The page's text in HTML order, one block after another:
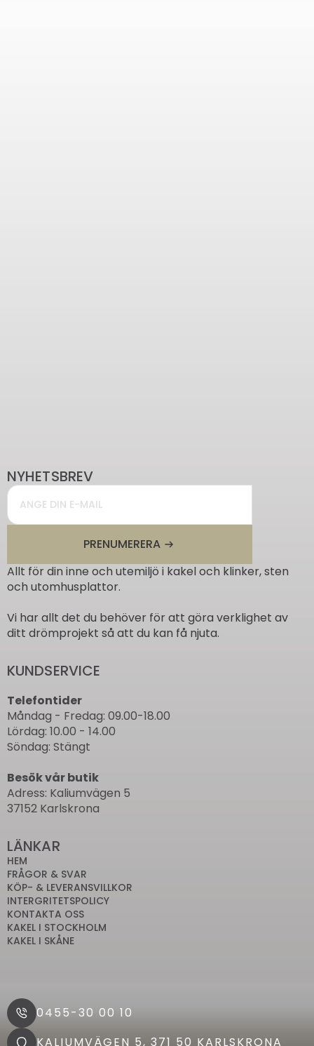
NYHETSBREV
Email
PRENUMERERA
Allt för din inne och utemiljö i kakel och klinker, sten
och utomhusplattor.
Vi har allt det du behöver för att göra verklighet av
ditt drömprojekt så att du kan få njuta.
KUNDSERVICE
Telefontider
Måndag - Fredag: 09.00-18.00
Lördag: 10.00 - 14.00
Söndag: Stängt
Besök vår butik
Adress: Kaliumvägen 5
37152 Karlskrona
LÄNKAR
HEM
FRÅGOR & SVAR
KÖP- & LEVERANSVILLKOR
INTERGRITETSPOLICY
KONTAKTA OSS
KAKEL I STOCKHOLM
KAKEL I SKÅNE
0455-30 00 10
KALIUMVÄGEN 5, 371 50 KARLSKRONA